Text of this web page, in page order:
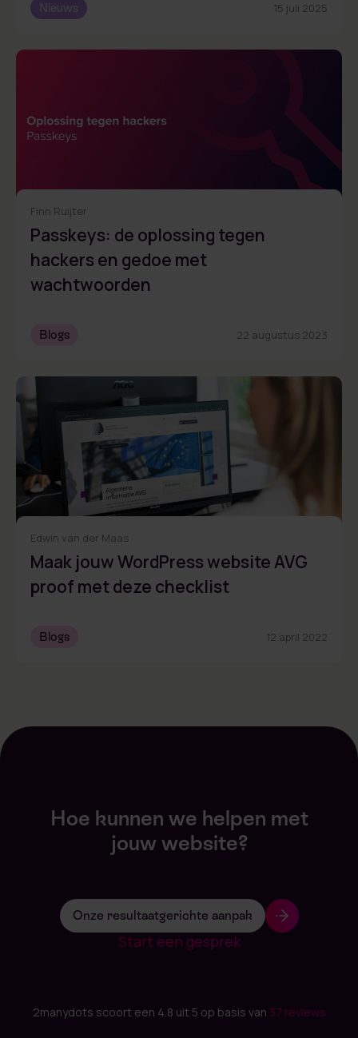
Nieuws 15 juli 2025
Finn Ruijter
Passkeys: de oplossing tegen
hackers en gedoe met
wachtwoorden
Blogs 22 augustus 2023
Edwin van der Maas
Maak jouw WordPress website AVG
proof met deze checklist
Blogs 12 april 2022
Hoe kunnen we helpen met
jouw website?
Onze resultaatgerichte aanpak
Start een gesprek
2manydots scoort een 4.8 uit 5 op basis van 37 reviews